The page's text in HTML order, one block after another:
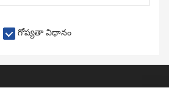
గోప్యతా విధానం